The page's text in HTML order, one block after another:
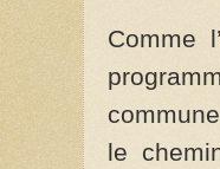
Comme
le